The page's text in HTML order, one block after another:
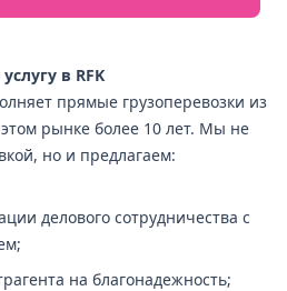
в RFK
прямые грузоперевозки из
рынке более 10 лет. Мы не
но и предлагаем:
делового сотрудничества с
на благонадежность;